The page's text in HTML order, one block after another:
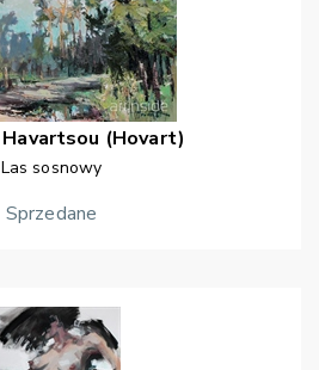
Havartsou (Hovart)
Las sosnowy
Sprzedane